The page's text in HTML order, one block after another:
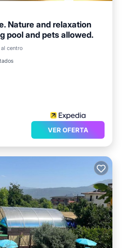
Nature and relaxation
pool and pets allowed.
centro
para niños
VER OFERTA